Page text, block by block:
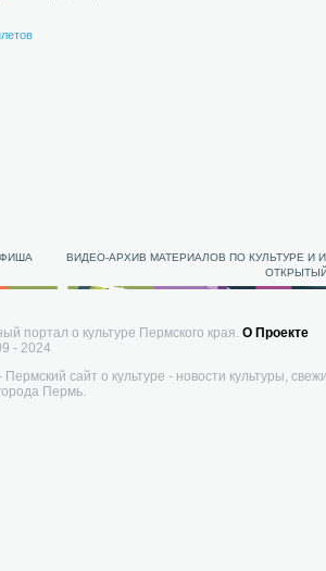
ВИДЕО-АРХИВ МАТЕРИАЛОВ ПО КУЛЬТУРЕ И
портал о культуре Пермского края. О Проекте
- 2024
Пермский сайт о культуре - новости культуры,
Пермь.